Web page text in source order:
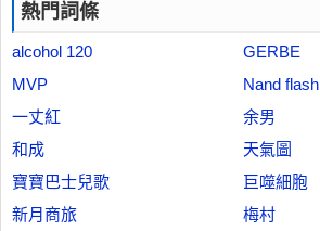
熱門詞條
alcohol 120
GERBE
MVP
Nand flash
一丈紅
余男
和成
天氣圖
寶寶巴士兒歌
巨噬細胞
新月商旅
梅村